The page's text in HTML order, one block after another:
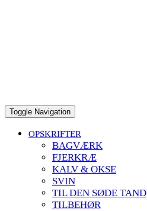
Toggle Navigation
OPSKRIFTER
BAGVÆRK
FJERKRÆ
KALV & OKSE
SVIN
TIL DEN SØDE TAND
TILBEHØR